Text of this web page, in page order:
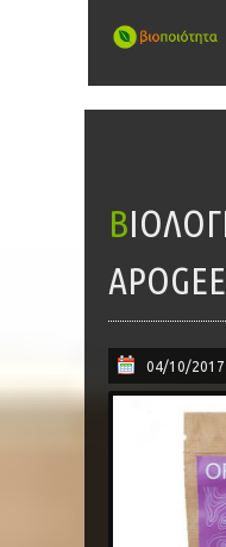
TO
ΒΙΟΛΟΓΙΚΉ ΡΊΓΑΝΗ –
APOGEE
04/10/2017